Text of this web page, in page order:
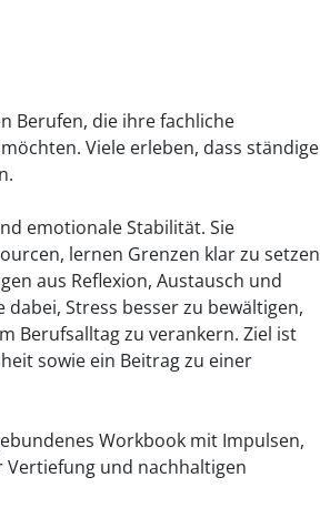
Berufen, die ihre fachliche
Viele erleben, dass ständige
emotionale Stabilität. Sie
lernen Grenzen klar zu setzen
aus Reflexion, Austausch und
Stress besser zu bewältigen,
Berufsalltag zu verankern. Ziel ist
sowie ein Beitrag zu einer
Workbook mit Impulsen,
Vertiefung und nachhaltigen